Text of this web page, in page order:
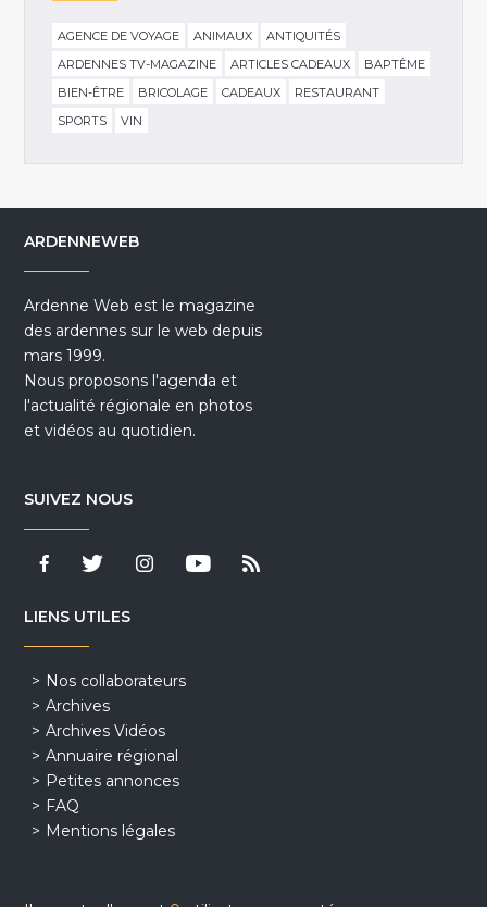
AGENCE DE VOYAGE ANIMAUX
ANTIQUITÉS
ARDENNES TV-MAGAZINE
ARTICLES CADEAUX
BAPTÊME
BIEN-ÊTRE
BRICOLAGE CADEAUX
RESTAURANT
SPORTS
VIN
ARDENNEWEB
Ardenne Web est le magazine
des ardennes sur le web depuis
mars 1999.
Nous proposons l'agenda et
l'actualité régionale en photos
et vidéos au quotidien.
SUIVEZ NOUS
LIENS UTILES
Nos collaborateurs
Archives
Archives Vidéos
Annuaire régional
Petites annonces
FAQ
Mentions légales